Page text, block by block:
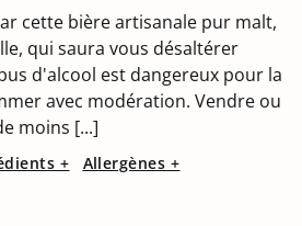
cette bière artisanale pur malt,
qui saura vous désaltérer
d'alcool est dangereux pour la
avec modération. Vendre ou
moins [...]
+ Allergènes +